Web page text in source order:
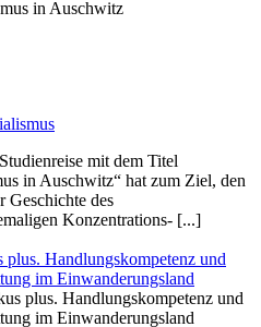
mit dem Titel
in Auschwitz“ hat zum Ziel, den
Geschichte des
Konzentrations- [...]
plus. Handlungskompetenz und
im Einwanderungsland